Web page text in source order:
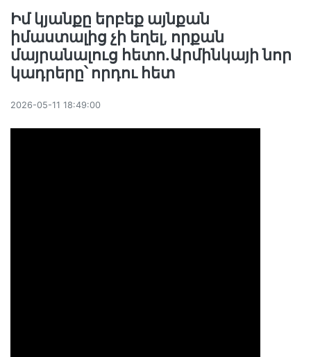
Իմ կյանքը երբեք այնքան
իմաստալից չի եղել, որքան
մայրանալուց հետո․Արմինկայի նոր
կադրերը՝ որդու հետ
2026-05-11 18:49:00